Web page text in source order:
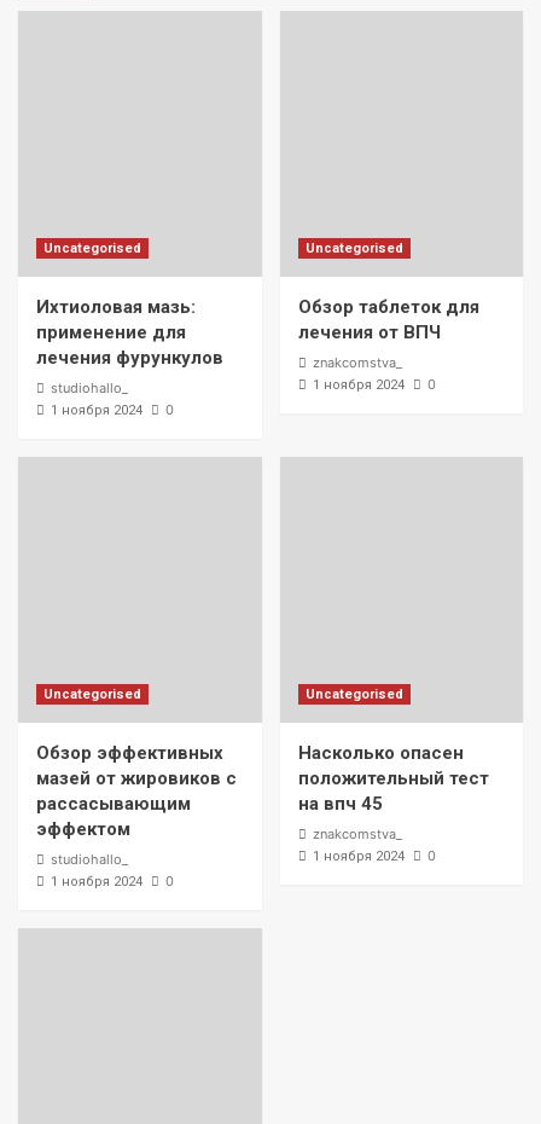
Uncategorised
Ихтиоловая мазь:
применение для
лечения фурункулов
studiohallo_
1 ноября 2024 0
Uncategorised
Обзор таблеток для
лечения от ВПЧ
znakcomstva_
1 ноября 2024 0
Uncategorised
Обзор эффективных
мазей от жировиков с
рассасывающим
эффектом
studiohallo_
1 ноября 2024 0
Uncategorised
Насколько опасен
положительный тест
на впч 45
znakcomstva_
1 ноября 2024 0